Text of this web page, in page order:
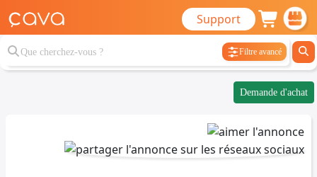
Support
Filtre avancé
Demande d'achat